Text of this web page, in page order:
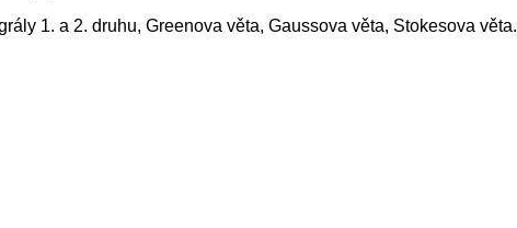
1. a 2. druhu, Greenova věta, Gaussova věta, Stokesova věta.